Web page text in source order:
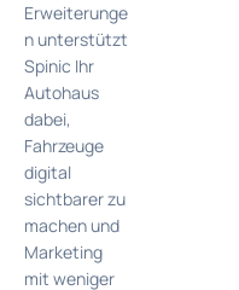
Erweiterunge
n unterstützt
Spinic Ihr
Autohaus
dabei,
Fahrzeuge
digital
sichtbarer zu
machen und
Marketing
mit weniger